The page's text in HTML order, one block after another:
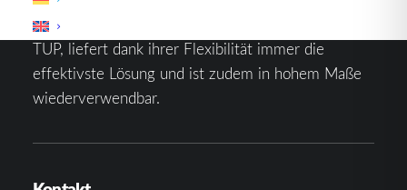
Die kombinierbare Lagerverwaltungs-Software von
TUP, liefert dank ihrer Flexibilität immer die
effektivste Lösung und ist zudem in hohem Maße
wiederverwendbar.